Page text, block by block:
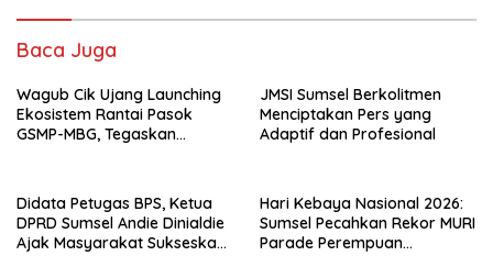
Baca Juga
Wagub Cik Ujang Launching
Ekosistem Rantai Pasok
GSMP-MBG, Tegaskan
Kendalikan Inflasi
JMSI Sumsel Berkolitmen
Menciptakan Pers yang
Adaptif dan Profesional
Didata Petugas BPS, Ketua
DPRD Sumsel Andie Dinialdie
Ajak Masyarakat Sukseskan
Hari Kebaya Nasional 2026:
Sumsel Pecahkan Rekor MURI
Parade Perempuan